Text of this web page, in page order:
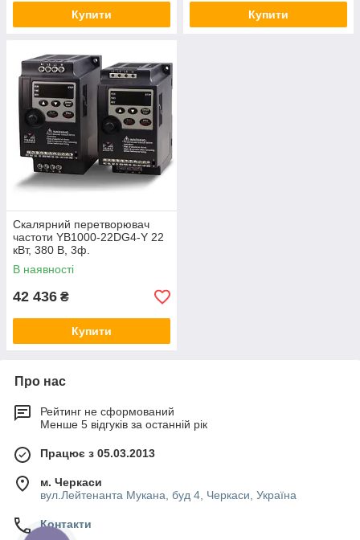
Купити Купити
Скалярний перетворювач
частоти YB1000-22DG4-Y 22
кВт, 380 В, 3ф.
В наявності
42 436 ₴
Купити
Про нас
Рейтинг не сформований
Менше 5 відгуків за останній рік
Працює з 05.03.2013
м. Черкаси
вул.Лейтенанта Мукана, буд 4, Черкаси, Україна
Контакти